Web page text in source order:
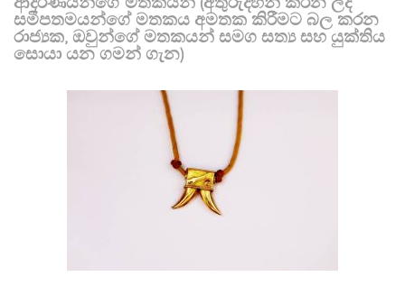
සමීපතමයන්ගේ මතකය අමතක කිරීමට බල කරන
රාජ්‍යක, ඔවුන්ගේ මතකයන් සමග සත්‍ය සහ යුක්තිය
සොයා යන ගමන් ගැන)